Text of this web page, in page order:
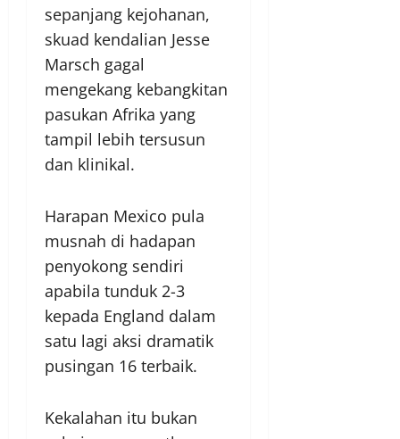
sepanjang kejohanan,
skuad kendalian Jesse
Marsch gagal
mengekang kebangkitan
pasukan Afrika yang
tampil lebih tersusun
dan klinikal.
Harapan Mexico pula
musnah di hadapan
penyokong sendiri
apabila tunduk 2-3
kepada England dalam
satu lagi aksi dramatik
pusingan 16 terbaik.
Kekalahan itu bukan